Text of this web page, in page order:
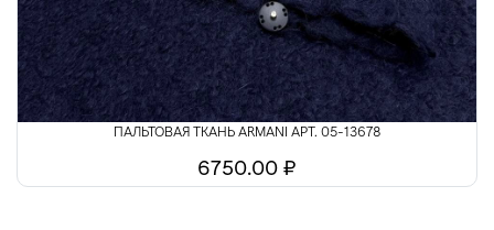
ПАЛЬТОВАЯ ТКАНЬ ARMANI АРТ. 05-13678
6750.00 ₽